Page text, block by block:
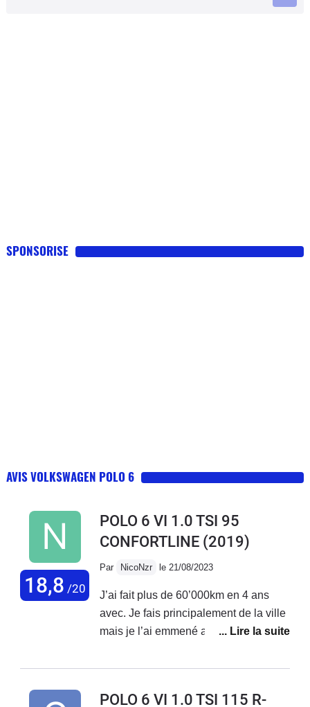
SPONSORISE
AVIS VOLKSWAGEN POLO 6
18,8 /20
POLO 6 VI 1.0 TSI 95
CONFORTLINE (2019)
Par NicoNzr le 21/08/2023
J’ai fait plus de 60’000km en 4 ans
avec. Je fais principalement de la ville
mais je l’ai emmené avec moi du Nord
Annecy, Lyon, les Pyrénées en faisant
toujours bien passé.Les seuls frais
POLO 6 VI 1.0 TSI 115 R-